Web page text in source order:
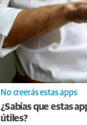
No creerás estas apps
¿Sabías que estas
útiles?